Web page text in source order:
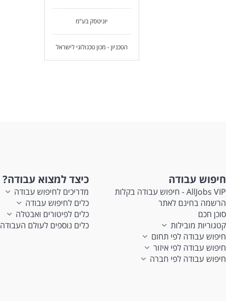
יוניטסק בע"מ
הטכניון - מכון טכנולוגי לישראל
חיפוש עבודה
AllJobs VIP - חיפוש עבודה בקלות
הרשמה בחינם לאתר
סוכן חכם
קטגוריות מובילות
חיפוש עבודה לפי תחום
חיפוש עבודה לפי איזור
חיפוש עבודה לפי חברה
כיצד למצוא עבודה?
מדריכים לחיפוש עבודה
כלים לחיפוש עבודה
כלים לפיטורים ואבטלה
כלים נוספים לעולם העבודה